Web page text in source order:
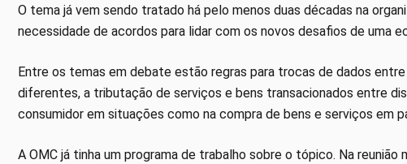
O tema já vem sendo tratado há pelo menos duas décadas na
necessidade de acordos para lidar com os novos desafios de uma
Entre os temas em debate estão regras para trocas de dados
diferentes, a tributação de serviços e bens transacionados entre
consumidor em situações como na compra de bens e serviços em
A OMC já tinha um programa de trabalho sobre o tópico. Na